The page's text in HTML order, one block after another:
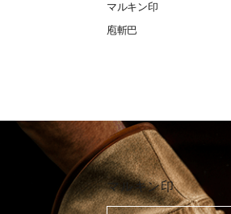
マルキン印
庖斬巴
マルキン印